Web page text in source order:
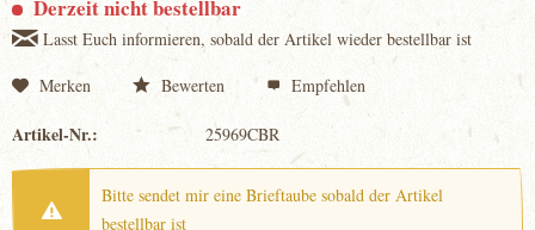
Derzeit nicht bestellbar
Lasst Euch informieren, sobald der Artikel wieder bestellbar ist
Merken Bewerten Empfehlen
Artikel-Nr.: 25969CBR
Bitte sendet mir eine Brieftaube sobald der Artikel
bestellbar ist